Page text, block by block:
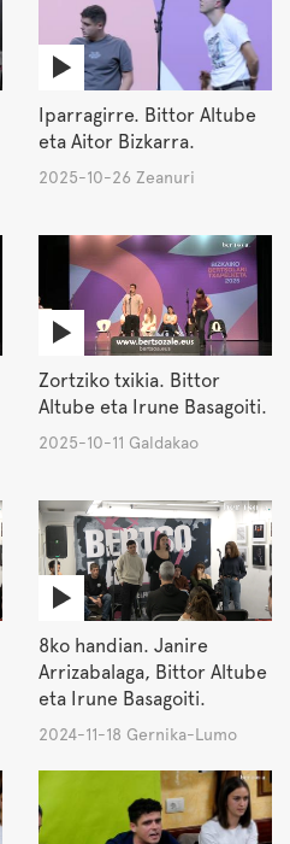
Iparragirre. Bittor Altube
eta Aitor Bizkarra.
2025-10-26 Zeanuri
Zortziko txikia. Bittor
Altube eta Irune Basagoiti.
2025-10-11 Galdakao
8ko handian. Janire
Arrizabalaga, Bittor Altube
eta Irune Basagoiti.
2024-11-18 Gernika-Lumo